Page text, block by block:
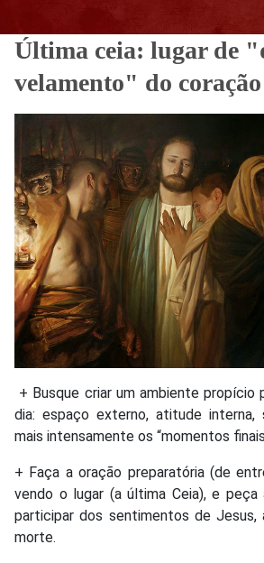
Última ceia: lugar de
velamento" do coração
+ Busque criar um ambiente propício
dia: espaço externo, atitude interna,
mais intensamente os “momentos
+ Faça a oração preparatória (de
vendo o lugar (a última Ceia), e peça
participar dos sentimentos de Jesus,
morte.